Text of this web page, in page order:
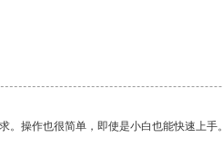
操作也很简单，即使是小白也能快速上手。